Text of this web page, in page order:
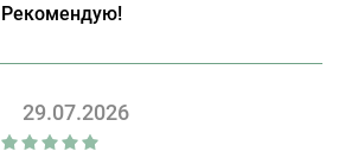
Рекомендую!
29.07.2026